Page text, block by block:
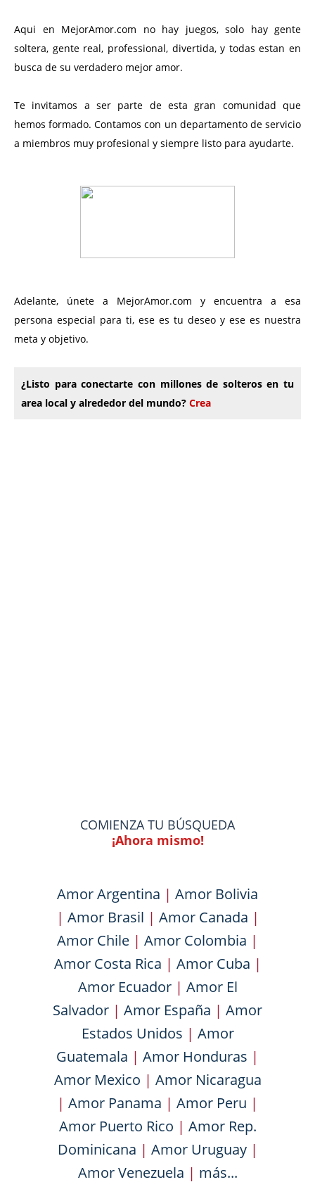
Aqui en MejorAmor.com no hay juegos, solo hay gente
soltera, gente real, professional, divertida, y todas estan en
busca de su verdadero mejor amor.
Te invitamos a ser parte de esta gran comunidad que
hemos formado. Contamos con un departamento de servicio
a miembros muy profesional y siempre listo para ayudarte.
Adelante, únete a MejorAmor.com y encuentra a esa
persona especial para ti, ese es tu deseo y ese es nuestra
meta y objetivo.
¿Listo para conectarte con millones de solteros en tu
area local y alrededor del mundo? Crea
COMIENZA TU BÚSQUEDA
¡Ahora mismo!
Amor Argentina | Amor Bolivia
| Amor Brasil | Amor Canada |
Amor Chile | Amor Colombia |
Amor Costa Rica | Amor Cuba |
Amor Ecuador| Amor El
Salvador | Amor España | Amor
Estados Unidos | Amor
Guatemala | Amor Honduras |
Amor Mexico | Amor Nicaragua
| Amor Panama | Amor Peru |
Amor Puerto Rico | Amor Rep.
Dominicana | Amor Uruguay|
Amor Venezuela | más...